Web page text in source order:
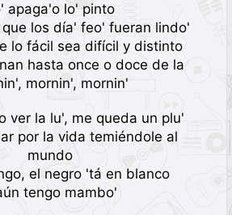
apaga'o lo' pinto
los día' feo' fueran lindo'
lo fácil sea difícil y distinto
hasta once o doce de la
mornin', mornin'
ver la lu', me queda un plu'
por la vida temiéndole al
mundo
el negro 'tá en blanco
tengo mambo'